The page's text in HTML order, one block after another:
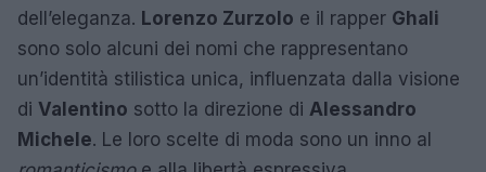
dell’eleganza. Lorenzo Zurzolo e il rapper Ghali
sono solo alcuni dei nomi che rappresentano
un’identità stilistica unica, influenzata dalla visione
di Valentino sotto la direzione di Alessandro
Michele. Le loro scelte di moda sono un inno al